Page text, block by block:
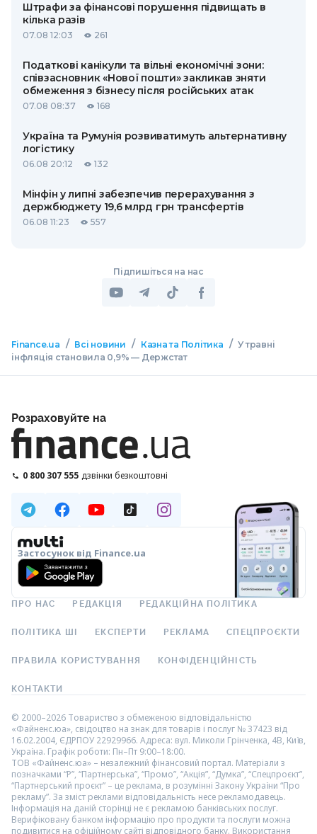
Штрафи за фінансові порушення підвищать в
кілька разів
07.08 12:03 261
Податкові канікули та вільні економічні зони:
співзасновник «Нової пошти» закликав зняти
обмеження з бізнесу після російських атак
07.08 08:37 168
Україна та Румунія розвиватимуть альтернативну
логістику
06.08 20:12 132
Мінфін у липні забезпечив перерахування з
держбюджету 19,6 млрд грн трансфертів
06.08 11:23 557
Підпишіться на нас
Finance.ua / Всі новини / Казна та Політика / У травні
інфляція становила 0,9% — Держстат
Розраховуйте на
0 800 307 555 дзвінки безкоштовні
Застосунок від Finance.ua
ПРО НАС РЕДАКЦІЯ РЕДАКЦІЙНА ПОЛІТИКА
ПОЛІТИКА ШІ ЕКСПЕРТИ РЕКЛАМА СПЕЦПРОЄКТИ
ПРАВИЛА КОРИСТУВАННЯ КОНФІДЕНЦІЙНІСТЬ
КОНТАКТИ
© 2000–2026 Товариство з обмеженою відповідальністю
«Файненс.юа», свідоцтво на знак для товарів і послуг № 37423 від
16.02.2004, ЄДРПОУ 22929966. Адреса: вул. Миколи Грінченка, 4В, Київ,
Україна. Графік роботи: Пн–Пт 9:00–18:00.
ТОВ «Файненс.юа» – незалежний фінансовий портал. Матеріали з
позначками “Р”, “Партнерська”, “Промо”, “Акція”, “Думка”, “Спецпроєкт”,
“Партнерський проєкт” – це реклама, в розумінні Закону України “Про
рекламу”. За зміст реклами відповідальність несе рекламодавець.
Інформація на даній сторінці не є рекламою банківських послуг.
Верифіковану банком інформацію про продукти та послуги можна
подивитися на офіційному сайті відповідного банку. Використання